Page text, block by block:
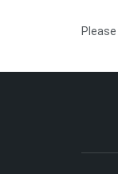
Please